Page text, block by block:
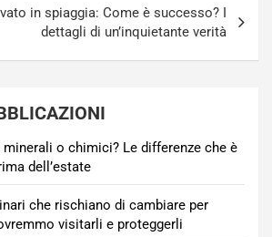
in spiaggia: Come è successo? I
dettagli di un’inquietante verità
o chimici? Le differenze che è
dell’estate
che rischiano di cambiare per
visitarli e proteggerli